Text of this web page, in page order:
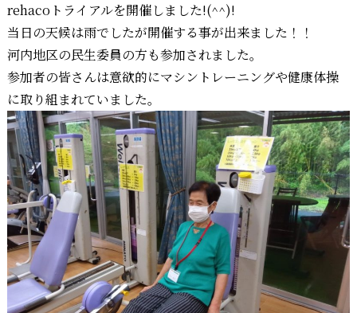
rehacoトライアルを開催しました!(^^)!
当日の天候は雨でしたが開催する事が出来ました！！
河内地区の民生委員の方も参加されました。
参加者の皆さんは意欲的にマシントレーニングや健康体操
に取り組まれていました。